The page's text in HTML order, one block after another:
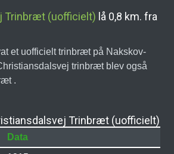
Trinbræt (uofficielt) lå 0,8 km. fra
et uofficielt trinbræt på Nakskov-
trinbræt blev også
.
Trinbræt (uofficielt)
Data